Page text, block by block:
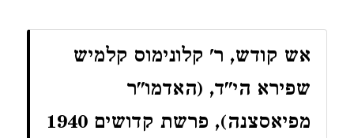
אש קודש, ר' קלונימוס קלמיש
שפירא הי"ד, (האדמו"ר
מפיאסצנה), פרשת קדושים 1940